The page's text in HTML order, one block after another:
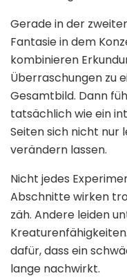
Gerade in der
Fantasie in dem
kombinieren
Überraschungen zu
Gesamtbild. Dann
tatsächlich wie ein
Seiten sich nicht nur
verändern lassen.
Nicht jedes
Abschnitte wirken
zäh. Andere leiden
dafür, dass ein
lange nachwirkt.